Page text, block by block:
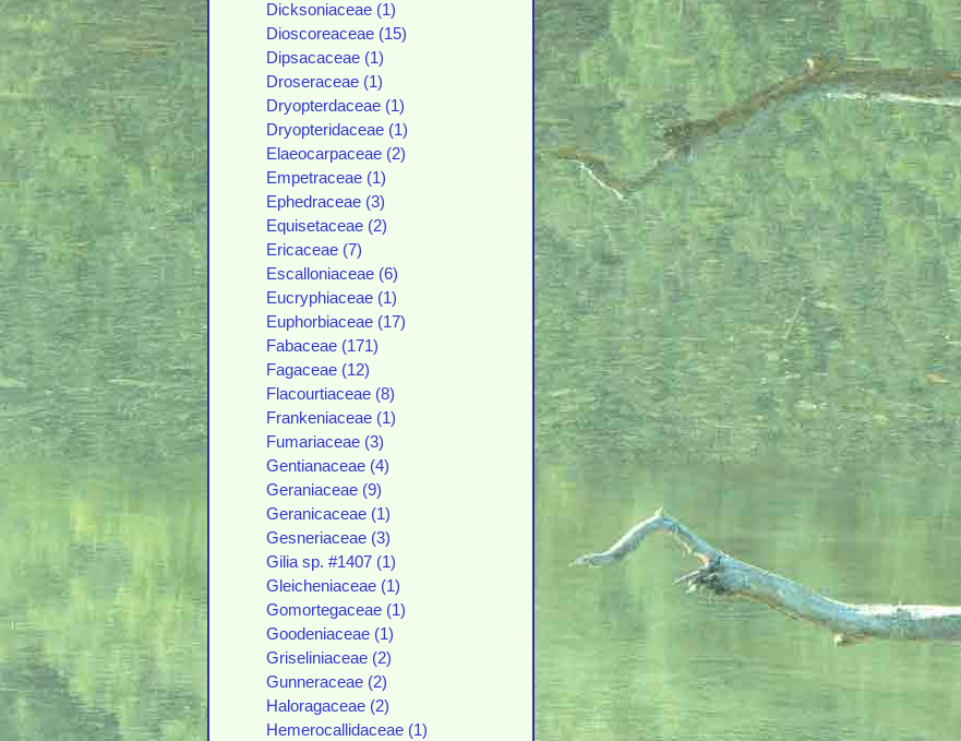
Dicksoniaceae (1)
Dioscoreaceae (15)
Dipsacaceae (1)
Droseraceae (1)
Dryopterdaceae (1)
Dryopteridaceae (1)
Elaeocarpaceae (2)
Empetraceae (1)
Ephedraceae (3)
Equisetaceae (2)
Ericaceae (7)
Escalloniaceae (6)
Eucryphiaceae (1)
Euphorbiaceae (17)
Fabaceae (171)
Fagaceae (12)
Flacourtiaceae (8)
Frankeniaceae (1)
Fumariaceae (3)
Gentianaceae (4)
Geraniaceae (9)
Geranicaceae (1)
Gesneriaceae (3)
Gilia sp. #1407 (1)
Gleicheniaceae (1)
Gomortegaceae (1)
Goodeniaceae (1)
Griseliniaceae (2)
Gunneraceae (2)
Haloragaceae (2)
Hemerocallidaceae (1)